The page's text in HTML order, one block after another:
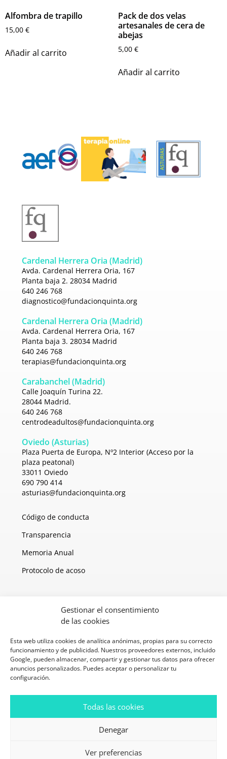
Gestionar el consentimiento
de las cookies
Esta web utiliza cookies de analítica anónimas, propias para su correcto
funcionamiento y de publicidad. Nuestros proveedores externos, incluido
Google, pueden almacenar, compartir y gestionar tus datos para ofrecer
anuncios personalizados. Puedes aceptar o personalizar tu
configuración.
Todas las cookies
Denegar
Ver preferencias
Alfombra de trapillo
15,00 €
Añadir al carrito
Pack de dos velas
artesanales de cera de
abejas
5,00 €
Añadir al carrito
Cardenal Herrera Oria (Madrid)
Avda. Cardenal Herrera Oria, 167
Planta baja 2. 28034 Madrid
640 246 768
diagnostico@fundacionquinta.org
Cardenal Herrera Oria (Madrid)
Avda. Cardenal Herrera Oria, 167
Planta baja 3. 28034 Madrid
640 246 768
terapias@fundacionquinta.org
Carabanchel (Madrid)
Calle Joaquín Turina 22.
28044 Madrid.
640 246 768
centrodeadultos@fundacionquinta.org
Oviedo (Asturias)
Plaza Puerta de Europa, Nº2 Interior (Acceso por la
plaza peatonal)
33011 Oviedo
690 790 414
asturias@fundacionquinta.org
Código de conducta
Transparencia
Memoria Anual
Protocolo de acoso